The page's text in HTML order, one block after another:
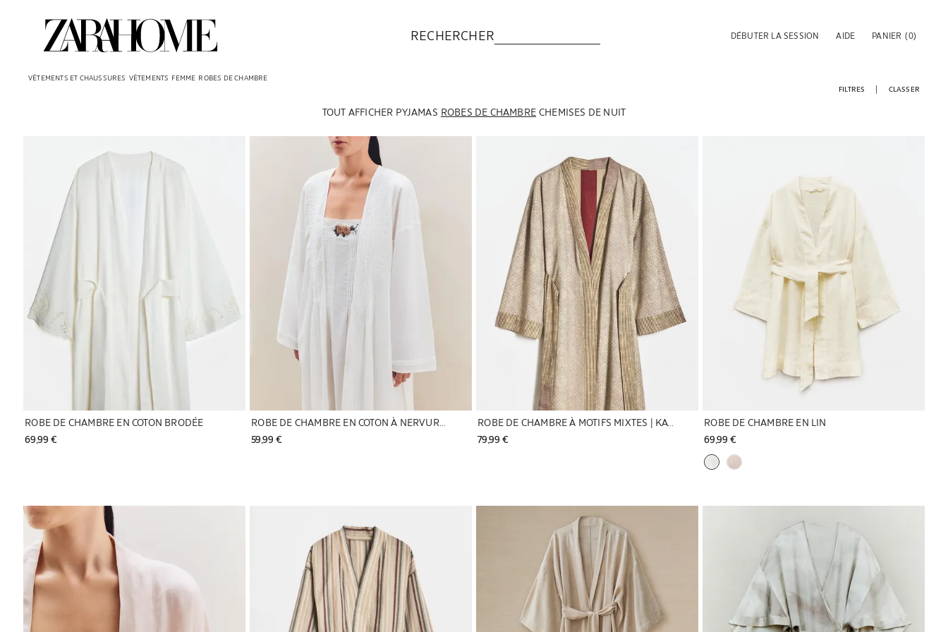
RECHERCHER DÉBUTER LA SESSION AIDE PANIER (0)
VÊTEMENTS ET CHAUSSURES VÊTEMENTS FEMME ROBES DE CHAMBRE
TOUT AFFICHER PYJAMAS ROBES DE CHAMBRE CHEMISES DE NUIT
FILTRES CLASSER
ROBE DE CHAMBRE EN COTON BRODÉE
69,99 €
ROBE DE CHAMBRE EN COTON À NERVURES
59,99 €
Image changée en 1 de 5
ROBE DE CHAMBRE À MOTIFS MIXTES | KATHARINE POLE
79,99 €
ROBE DE CHAMBRE EN LIN
69,99 €
Image changée en 1 de 5 Image changée en 1 de 5 Image changée en 1 de 5